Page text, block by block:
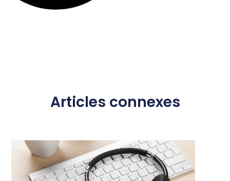
Articles connexes